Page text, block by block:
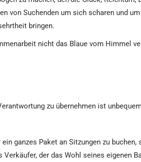
von Suchenden um sich scharen und
bringen.
nicht das Blaue vom Himmel
zu übernehmen ist
ganzes Paket an Sitzungen zu buchen,
der das Wohl seines eigenen